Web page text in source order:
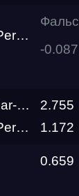
-0.087
2.755
1.172
0.659